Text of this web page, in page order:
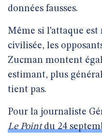
données fausses.
Même si l’attaque
civilisée, les
Zucman montent
estimant, plus
tient pas.
Pour la journaliste
Le Pointdu 24